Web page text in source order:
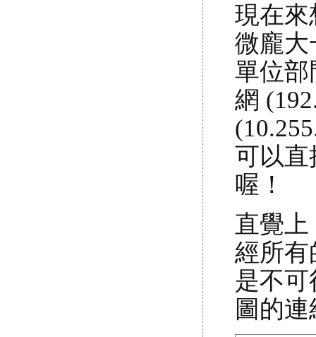
現在來
微龐大
單位部
網
可以直
喔！
直覺
經所有
是不
圖的